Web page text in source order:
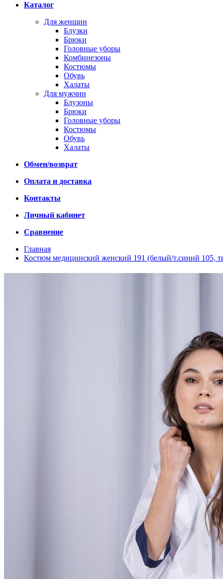
Каталог
Для женщин
Блузки
Брюки
Головные уборы
Комбинезоны
Костюмы
Обувь
Халаты
Для мужчин
Блузоны
Брюки
Головные уборы
Костюмы
Обувь
Халаты
Обмен/возврат
Оплата и доставка
Контакты
Личный кабинет
Сравнение
Главная
Костюм медицинский женский 191 (белый/т.синий 105,